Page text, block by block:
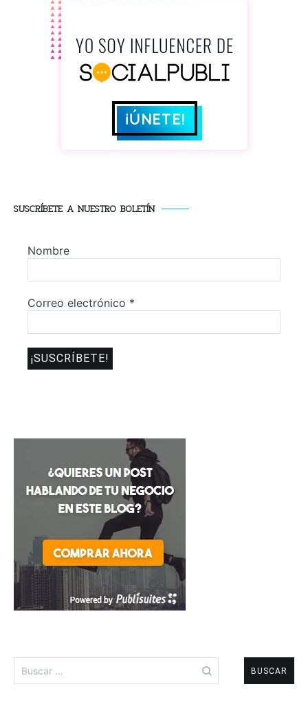
SUSCRÍBETE A NUESTRO BOLETÍN
Nombre
Correo electrónico *